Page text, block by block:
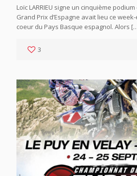
Loïc LARRIEU signe un cinquième
Grand Prix d’Espagne avait lieu ce
coeur du Pays Basque espagnol. Alors
3